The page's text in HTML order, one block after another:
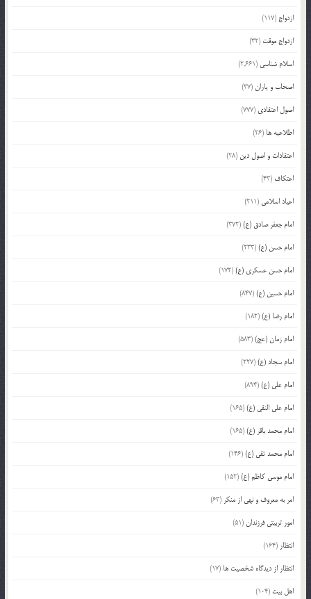
ازدواج (117)
ازدواج موقت (32)
اسلام شناسی (2,661)
اصحاب و یاران(37)
اصول اعتقادی (777)
اطلاعیه ها (26)
اعتقادات و اصول دین (28)
اعتکاف (43)
اعیاد اسلامی (211)
امام جعفر صادق (ع)(372)
امام حسن (ع)(233)
امام حسن عسکری (ع)(172)
امام حسین (ع)(847)
امام رضا (ع)(182)
امام زمان (عج)(583)
امام سجاد (ع)(227)
امام علی (ع)(894)
امام علی النقی (ع)(165)
امام محمد باقر (ع)(165)
امام محمد تقی (ع)(146)
امام موسی کاظم (ع)(152)
امر به معروف و نهی از منکر (63)
امور تربیتی فرزندان(51)
انتظار (164)
انتظار از دیدگاه شخصیت ها (17)
اهل بیت (104)